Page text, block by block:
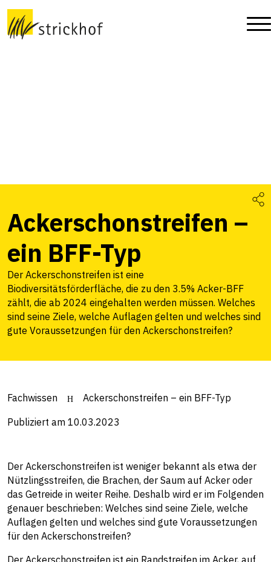
Ackerschonstreifen –
ein BFF-Typ
Der Ackerschonstreifen ist eine
Biodiversitätsförderfläche, die zu den 3.5% Acker-BFF
zählt, die ab 2024 eingehalten werden müssen. Welches
sind seine Ziele, welche Auflagen gelten und welches sind
gute Voraussetzungen für den Ackerschonstreifen?
Fachwissen Ackerschonstreifen – ein BFF-Typ
Publiziert am 10.03.2023
Der Ackerschonstreifen ist weniger bekannt als etwa der
Nützlingsstreifen, die Brachen, der Saum auf Acker oder
das Getreide in weiter Reihe. Deshalb wird er im Folgenden
genauer beschrieben: Welches sind seine Ziele, welche
Auflagen gelten und welches sind gute Voraussetzungen
für den Ackerschonstreifen?
Der Ackerschonstreifen ist ein Randstreifen im Acker, auf